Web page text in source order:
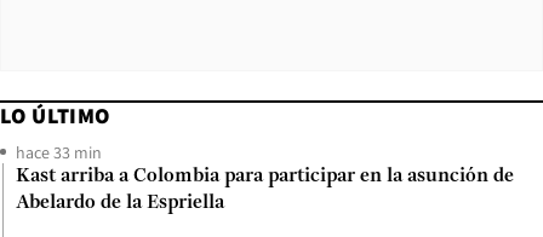
LO ÚLTIMO
hace 33 min
Kast arriba a Colombia para participar en la asunción de
Abelardo de la Espriella